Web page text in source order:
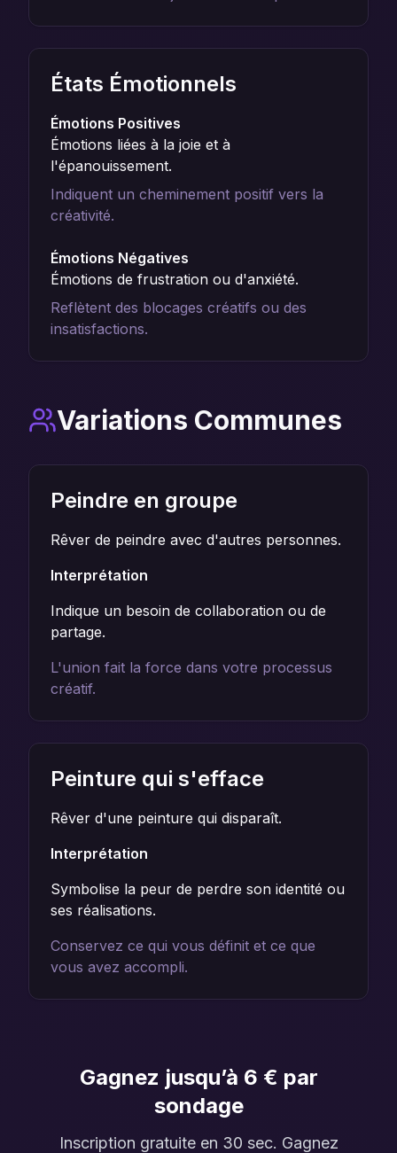
États Émotionnels
Émotions Positives
Émotions liées à la joie et à
l'épanouissement.
Indiquent un cheminement positif vers la
créativité.
Émotions Négatives
Émotions de frustration ou d'anxiété.
Reflètent des blocages créatifs ou des
insatisfactions.
Variations Communes
Peindre en groupe
Rêver de peindre avec d'autres personnes.
Interprétation
Indique un besoin de collaboration ou de
partage.
L'union fait la force dans votre processus
créatif.
Peinture qui s'efface
Rêver d'une peinture qui disparaît.
Interprétation
Symbolise la peur de perdre son identité ou
ses réalisations.
Conservez ce qui vous définit et ce que
vous avez accompli.
Gagnez jusqu’à 6 € par
sondage
Inscription gratuite en 30 sec. Gagnez